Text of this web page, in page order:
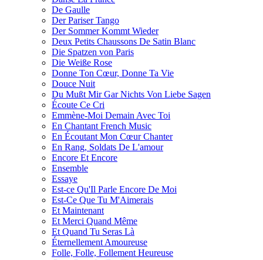
De Gaulle
Der Pariser Tango
Der Sommer Kommt Wieder
Deux Petits Chaussons De Satin Blanc
Die Spatzen von Paris
Die Weiße Rose
Donne Ton Cœur, Donne Ta Vie
Douce Nuit
Du Mußt Mir Gar Nichts Von Liebe Sagen
Écoute Сe Сri
Emmène-Moi Demain Avec Toi
En Chantant French Music
En Écoutant Mon Cœur Chanter
En Rang, Soldats De L'amour
Encore Et Encore
Ensemble
Essaye
Est-ce Qu'Il Parle Encore De Moi
Est-Ce Que Tu M'Aimerais
Et Maintenant
Et Merci Quand Même
Et Quand Tu Seras Là
Éternellement Amoureuse
Folle, Folle, Follement Heureuse